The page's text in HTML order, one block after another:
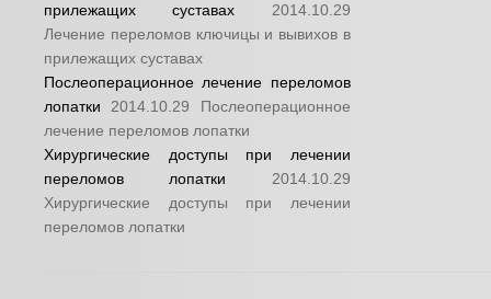
прилежащих суставах
2014.10.29
Лечение переломов ключицы и вывихов в
прилежащих суставах
Послеоперационное лечение переломов
лопатки
2014.10.29
Послеоперационное
лечение переломов лопатки
Хирургические доступы при лечении
переломов лопатки
2014.10.29
Хирургические доступы при лечении
переломов лопатки